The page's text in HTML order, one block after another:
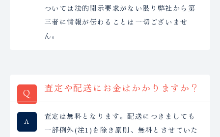
ついては法的開示要求がない限り弊社から第
三者に情報が伝わることは一切ございませ
ん。
査定や配送にお金はかかりますか？
査定は無料となります。配送につきましても
一部例外(注1)を除き原則、無料とさせていた